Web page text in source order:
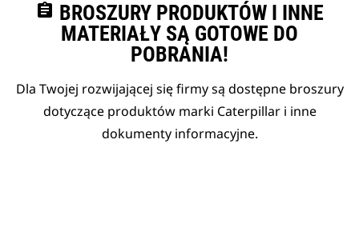
assignment BROSZURY PRODUKTÓW I INNE
MATERIAŁY SĄ GOTOWE DO
POBRANIA!
Dla Twojej rozwijającej się firmy są dostępne broszury
dotyczące produktów marki Caterpillar i inne
dokumenty informacyjne.